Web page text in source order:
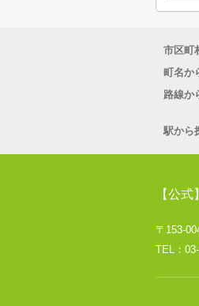
市区町
町名か
路線か
駅から
【公
〒153-
TEL：